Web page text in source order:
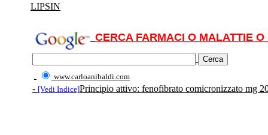
LIPSIN
CERCA FARMACI O MALATTIE
www.carloanibaldi.com
- [Vedi Indice]Principio attivo: fenofibrato comicronizzato mg